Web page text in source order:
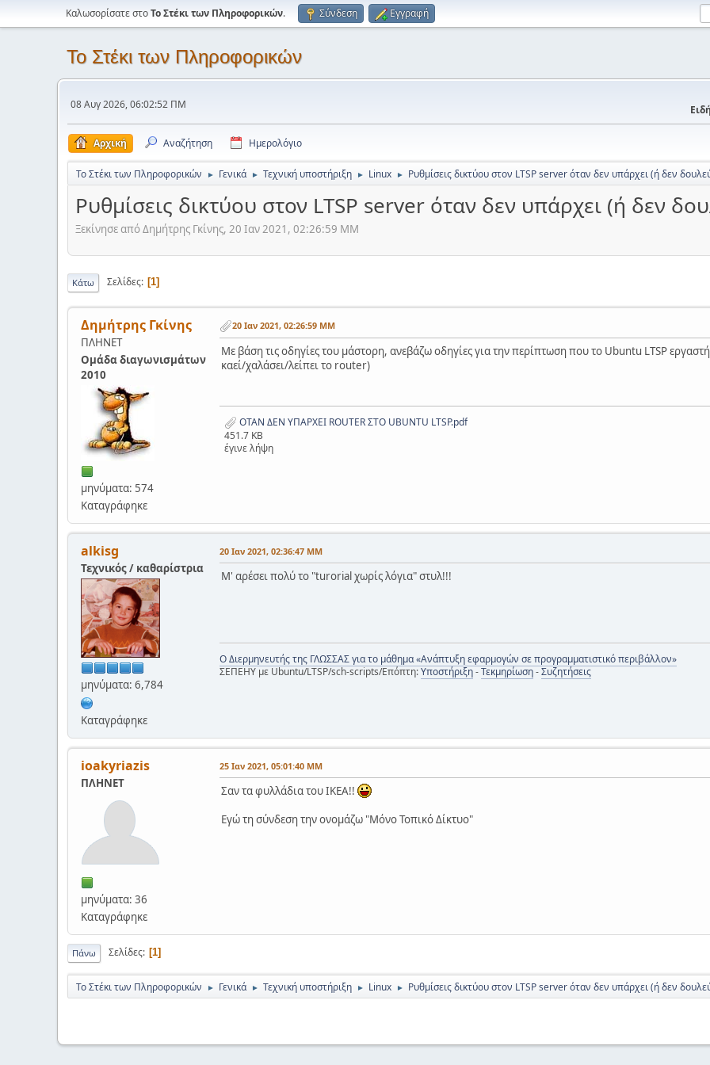
Καλωσορίσατε στοΤο Στέκι των Πληροφορικών. Σύνδεση Εγγραφή
Το Στέκι των Πληροφορικών
08 Αυγ 2026, 06:02:52 ΠΜ
Αρχική Αναζήτηση Ημερολόγιο
Το Στέκι των Πληροφορικών ► Γενικά ► Τεχνική υποστήριξη ► Linux ► Ρυθμίσεις δικτύου στον LTSP server όταν δεν υπάρχει (ή δεν
Ρυθμίσεις δικτύου στον LTSP server όταν δεν υπάρχει (ή δεν
Ξεκίνησε από Δημήτρης Γκίνης, 20 Ιαν 2021, 02:26:59 ΜΜ
Κάτω Σελίδες 1
Δημήτρης Γκίνης
ΠΛΗΝΕΤ
Ομάδα διαγωνισμάτων
2010
μηνύματα: 574
Καταγράφηκε
20 Ιαν 2021, 02:26:59 ΜΜ
Με βάση τις οδηγίες του μάστορη, ανεβάζω οδηγίες για την περίπτωση που το Ubuntu LTSP
καεί/χαλάσει/λείπει το router)
ΟΤΑΝ ΔΕΝ ΥΠΑΡΧΕΙ ROUTER ΣΤΟ UBUNTU LTSP.pdf
451.7 KB
έγινε λήψη
alkisg
Τεχνικός / καθαρίστρια
μηνύματα: 6,784
Καταγράφηκε
20 Ιαν 2021, 02:36:47 ΜΜ
Μ' αρέσει πολύ το "turorial χωρίς λόγια" στυλ!!!
Ο Διερμηνευτής της ΓΛΩΣΣΑΣ για το μάθημα «Ανάπτυξη εφαρμογών σε προγραμματιστικό περιβάλλον»
ΣΕΠΕΗΥ με Ubuntu/LTSP/sch-scripts/Επόπτη:Υποστήριξη-Τεκμηρίωση-Συζητήσεις
ioakyriazis
ΠΛΗΝΕΤ
μηνύματα: 36
Καταγράφηκε
25 Ιαν 2021, 05:01:40 ΜΜ
Σαν τα φυλλάδια του ΙΚΕΑ!!
Εγώ τη σύνδεση την ονομάζω "Μόνο Τοπικό Δίκτυο"
Πάνω Σελίδες 1
Το Στέκι των Πληροφορικών ► Γενικά ► Τεχνική υποστήριξη ► Linux ► Ρυθμίσεις δικτύου στον LTSP server όταν δεν υπάρχει (ή δεν